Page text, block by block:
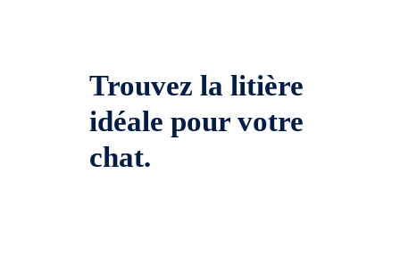
Trouvez la litière
idéale pour votre
chat.